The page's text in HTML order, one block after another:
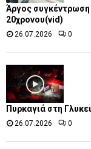
Άργος
20χρονου(vid)
26.07.2026 0
Πυρκαγιά στη
26.07.2026 0